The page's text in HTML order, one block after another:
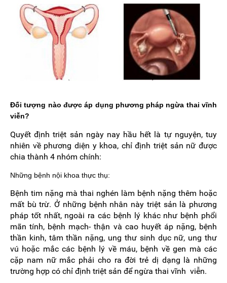
Đối tượng nào được áp dụng phương pháp ngừa thai vĩnh
viễn?
Quyết định triệt sản ngày nay hầu hết là tự nguyện, tuy
nhiên về phương diện y khoa, chỉ định triệt sản nữ được
chia thành 4 nhóm chính:
Những bệnh nội khoa thực thụ:
Bệnh tim nặng mà thai nghén làm bệnh nặng thêm hoặc
mất bù trừ. Ở những bệnh nhân này triệt sản là phương
pháp tốt nhất, ngoài ra các bệnh lý khác như bệnh phổi
mãn tính, bệnh mạch- thận và cao huyết áp nặng, bệnh
thần kinh, tâm thần nặng, ung thư sinh dục nữ, ung thư
vú hoặc mắc các bệnh lý về máu, bệnh về gen mà các
cặp nam nữ mắc phải cho ra đời trẻ dị dạng là những
trường hợp có chỉ định triệt sản để ngừa thai vĩnh viễn.